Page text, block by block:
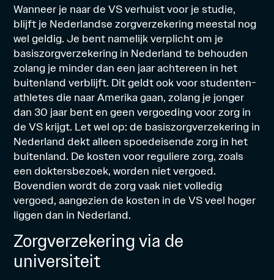
Wanneer je naar de VS verhuist voor je studie,
blijft je Nederlandse zorgverzekering meestal nog
wel geldig. Je bent namelijk verplicht om je
basiszorgverzekering in Nederland te behouden
zolang je minder dan een jaar achtereen in het
buitenland verblijft. Dit geldt ook voor studenten-
athletes die naar Amerika gaan, zolang je jonger
dan 30 jaar bent en geen vergoeding voor zorg in
de VS krijgt. Let wel op: de basiszorgverzekering in
Nederland dekt alleen spoedeisende zorg in het
buitenland. De kosten voor reguliere zorg, zoals
een doktersbezoek, worden niet vergoed.
Bovendien wordt de zorg vaak niet volledig
vergoed, aangezien de kosten in de VS veel hoger
liggen dan in Nederland.
Zorgverzekering via de
universiteit